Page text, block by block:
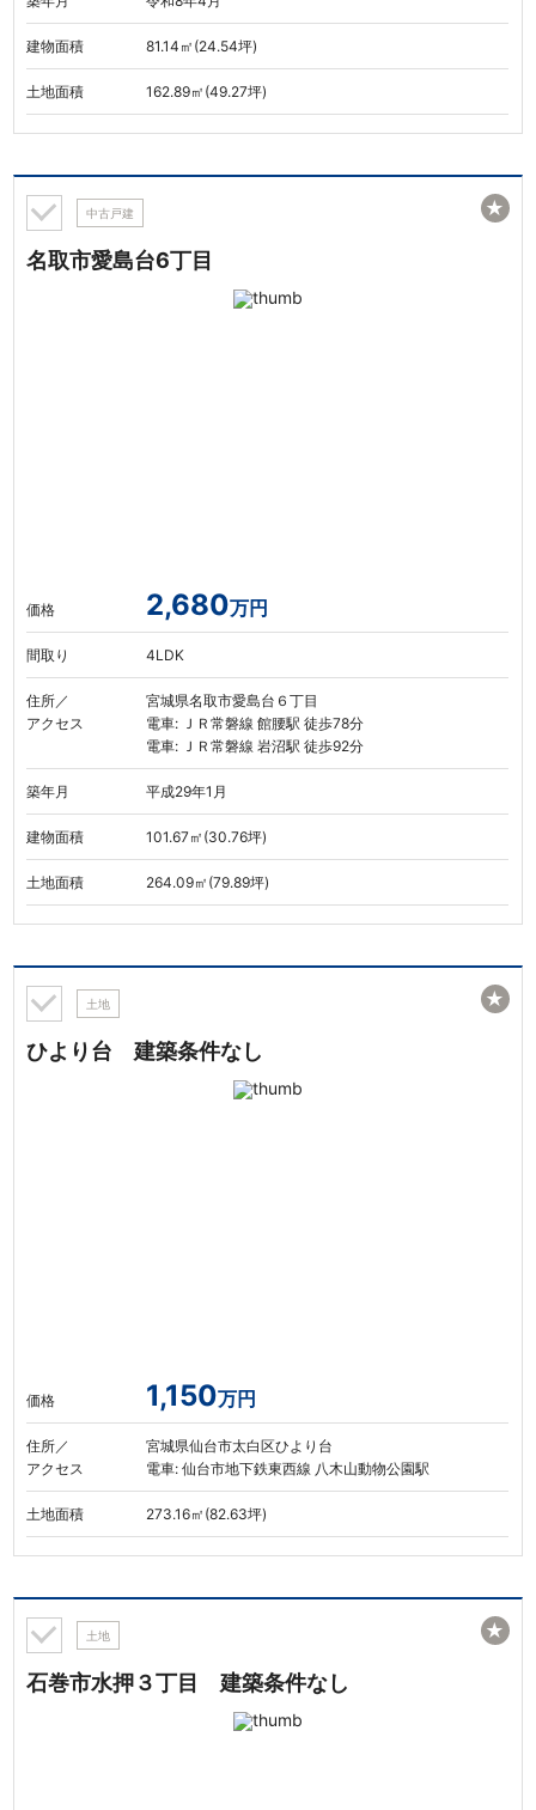
建物面積 81.14㎡(24.54坪)
土地面積 162.89㎡(49.27坪)
中古戸建
名取市愛島台6丁目
価格 2,680万円
間取り 4LDK
住所／
アクセス
宮城県名取市愛島台６丁目
電車: ＪＲ常磐線 館腰駅 徒歩78分
電車: ＪＲ常磐線 岩沼駅 徒歩92分
築年月 平成29年1月
建物面積 101.67㎡(30.76坪)
土地面積 264.09㎡(79.89坪)
★
土地
ひより台 建築条件なし
価格 1,150万円
住所／
アクセス
宮城県仙台市太白区ひより台
電車: 仙台市地下鉄東西線 八木山動物公園駅
土地面積 273.16㎡(82.63坪)
★
土地
石巻市水押３丁目 建築条件なし
★